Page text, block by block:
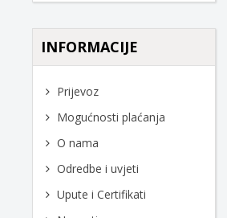
INFORMACIJE
Prijevoz
Mogućnosti plaćanja
O nama
Odredbe i uvjeti
Upute i Certifikati